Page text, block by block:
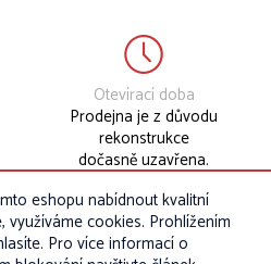
Otevírací doba
Prodejna je z důvodu
rekonstrukce
dočasně uzavřena.
eshopu nabídnout kvalitní
cookies. Prohlížením
Pro více informací o